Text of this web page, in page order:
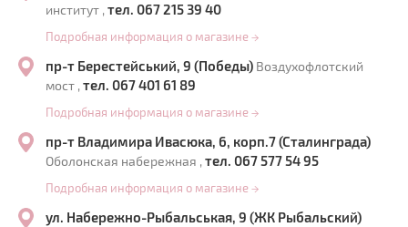
институт , тел. 067 215 39 40
Подробная информация о магазине →
пр-т Берестейський, 9 (Победы) Воздухофлотский
мост , тел. 067 401 61 89
Подробная информация о магазине →
пр-т Владимира Ивасюка, 6, корп.7 (Сталинграда)
Оболонская набережная , тел. 067 577 54 95
Подробная информация о магазине →
ул. Набережно-Рыбальськая, 9 (ЖК Рыбальский)